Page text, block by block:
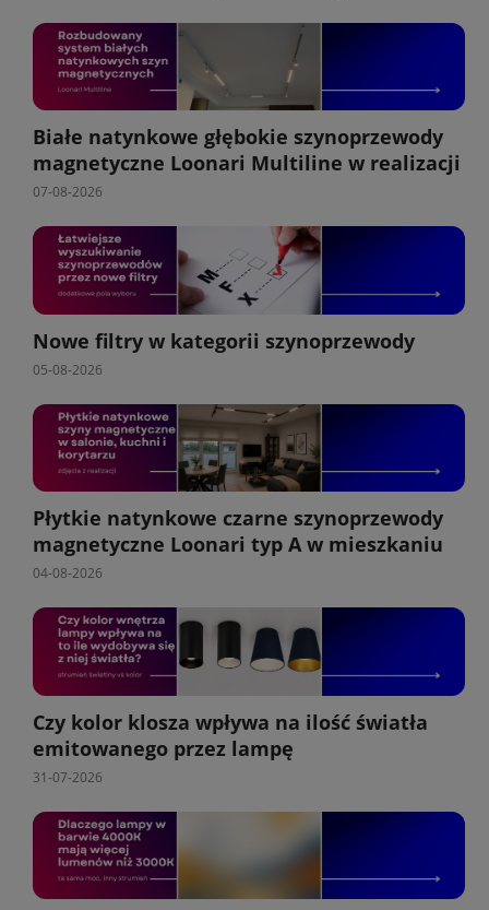
Białe natynkowe głębokie szynoprzewody
magnetyczne Loonari Multiline w realizacji
07-08-2026
Nowe filtry w kategorii szynoprzewody
05-08-2026
Płytkie natynkowe czarne szynoprzewody
magnetyczne Loonari typ A w mieszkaniu
04-08-2026
Czy kolor klosza wpływa na ilość światła
emitowanego przez lampę
31-07-2026